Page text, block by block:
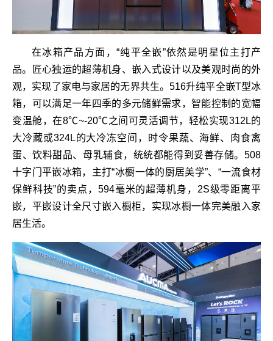
在冰箱产品方面，“纯平全嵌”依然是明星位主打产
品。匠心独运的超薄机身、嵌入式设计以及美观时尚的外
观，实现了家电与家居的无界共生。516升纯平全嵌T型冰
箱，可以满足一年四季的多元储鲜需求，智能控制的宽幅
变温舱，在8℃~-20℃之间可灵活调节，轻松实现312L的
大冷藏或324L的大冷冻空间，时令果蔬、海鲜、肉食禽
蛋、饮料甜品、母乳辅食，统统都能得到妥善存储。508
十字门平嵌冰箱，主打“冰橱一体的厨居美学”、“一流食材
保鲜科技”的卖点，594毫米的超薄机身，2S级零距离平
嵌，平嵌设计全尺寸嵌入橱柜，实现冰橱一体完美融入家
居生活。